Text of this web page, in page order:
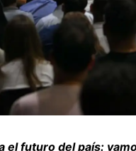
el futuro del país: